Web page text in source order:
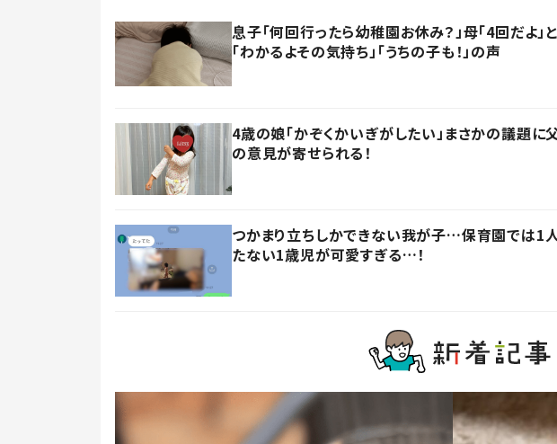
息子「何回行ったら幼稚園お休み？」母「4回だ
「わかるよその気持ち」「うちの子も！」の声
4歳の娘「かぞくかいぎがしたい」まさかの議題
の意見が寄せられる！
つかまり立ちしかできない我が子…保育園では1
たない1歳児が可愛すぎる…！